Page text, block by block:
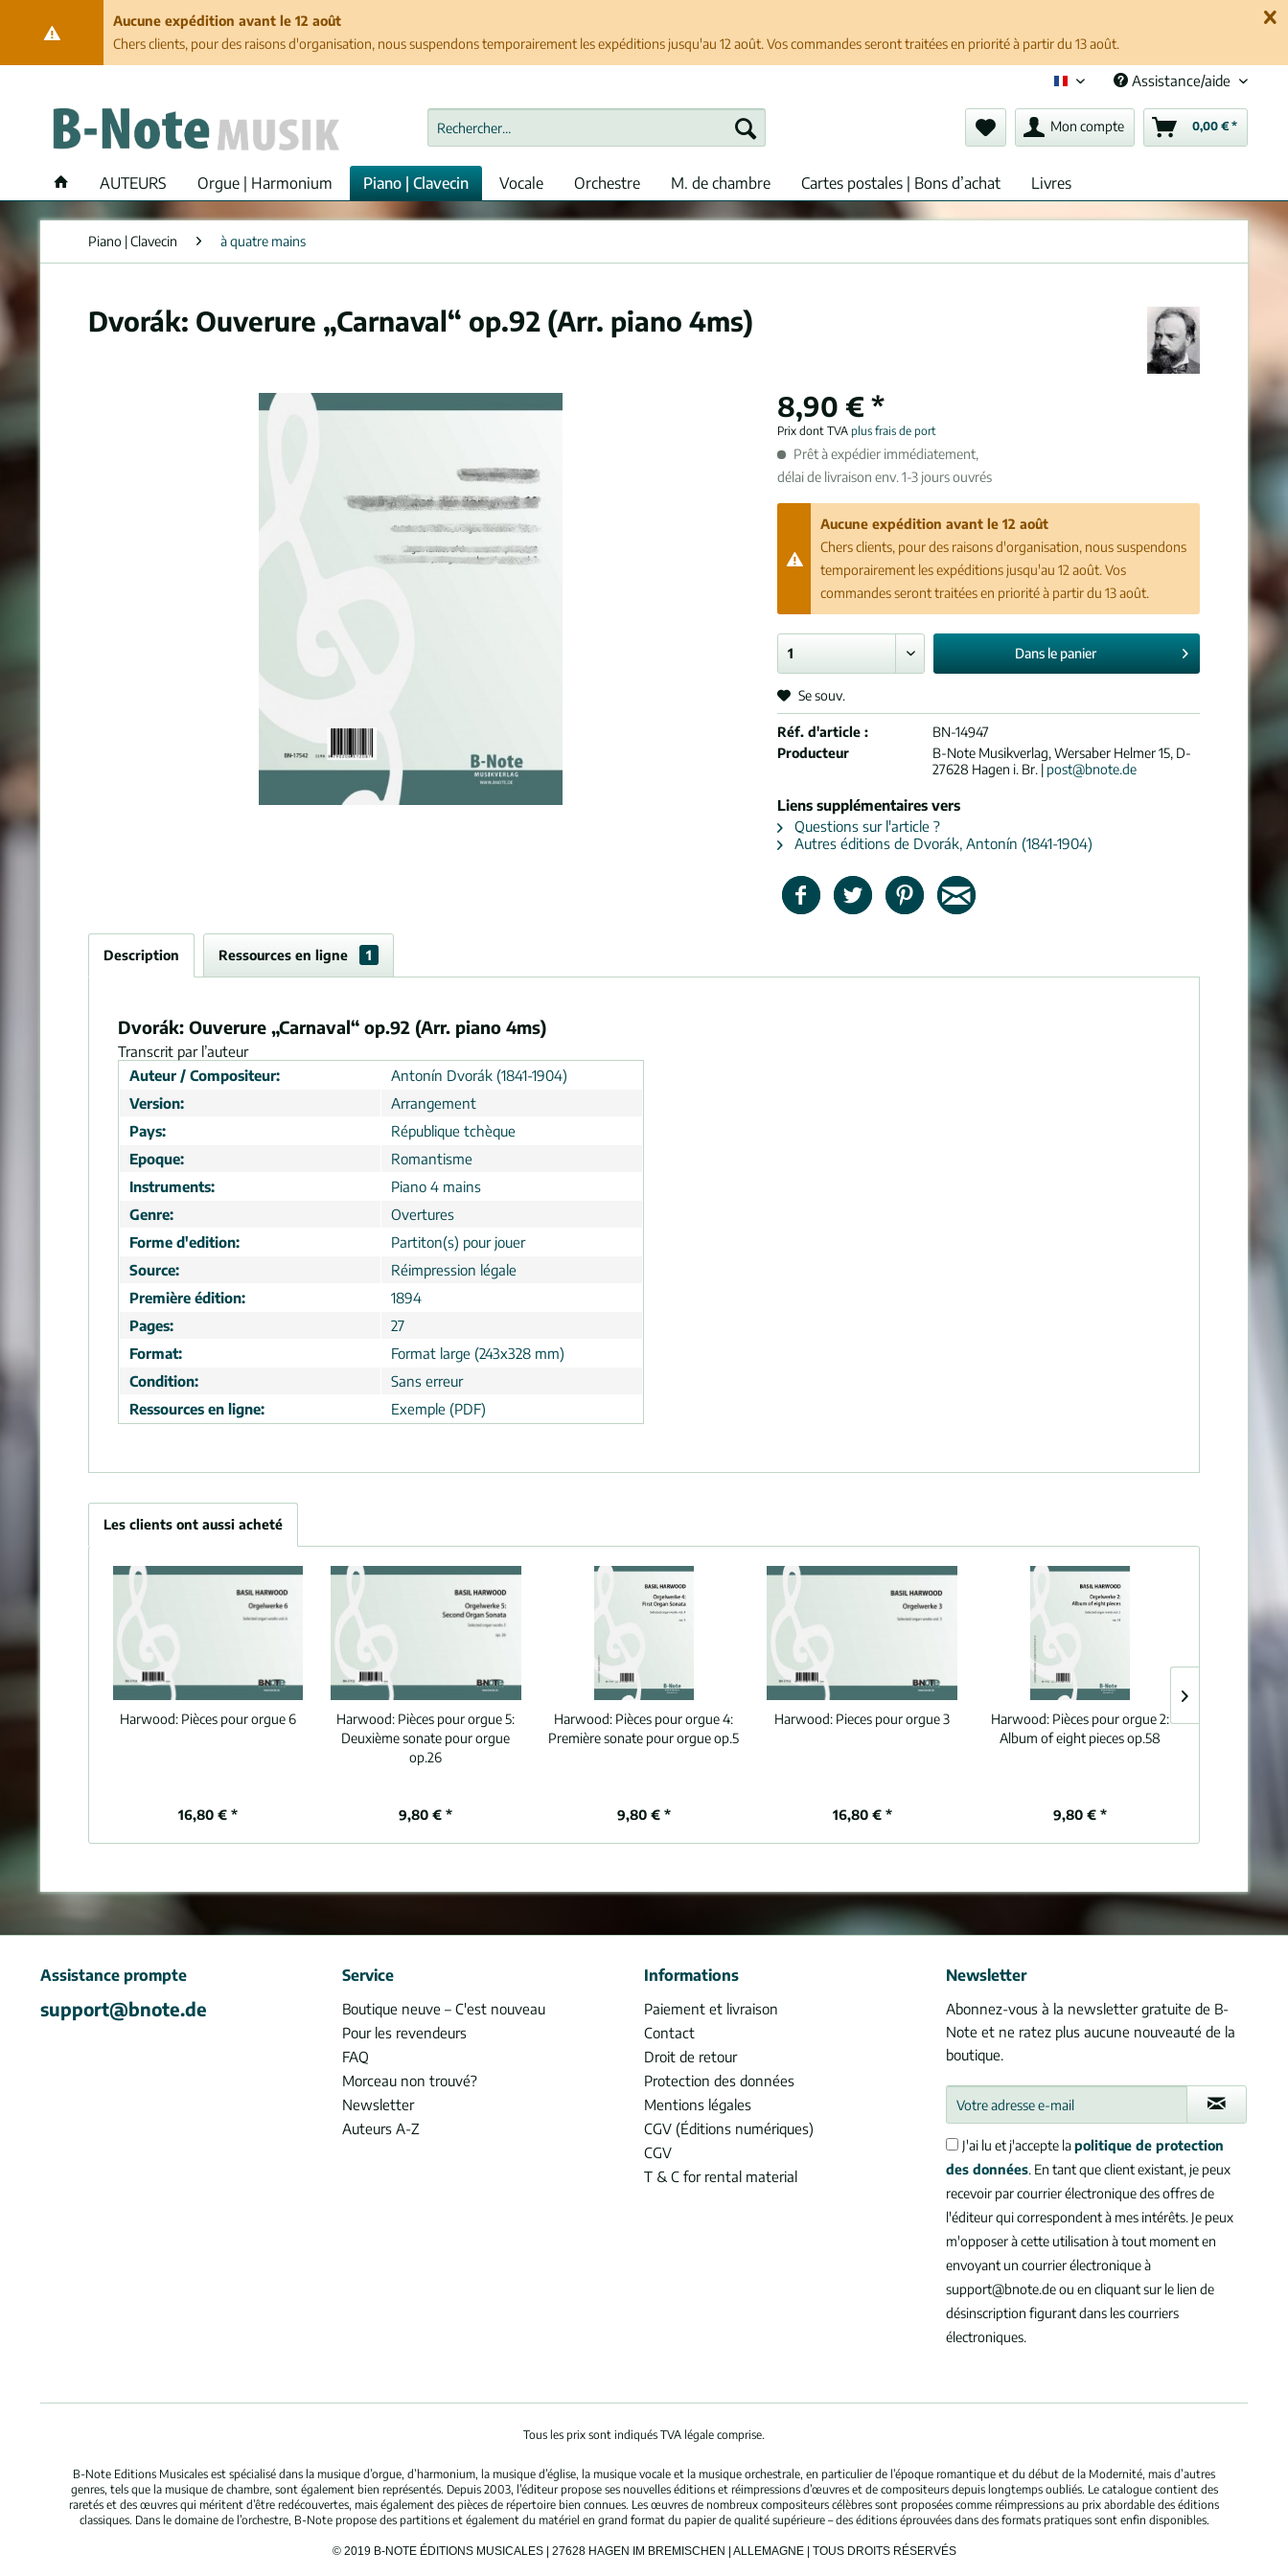
Aucune expédition avant le 12 août
Chers clients, pour des raisons d'organisation, nous suspendons temporairement les expéditions jusqu'au 12 août. Vos commandes seront traitées en priorité à partir du 13 août.
Français (fr)Assistance/aide
Mon compte 0,00 € *
AUTEURS Orgue | Harmonium Piano | Clavecin Vocale Orchestre M. de chambre Cartes postales | Bons d’achat Livres
Piano | Clavecin à quatre mains
Dvorák: Ouverure „Carnaval“ op.92 (Arr. piano 4ms)
8,90 € *
Prix dont TVAplus frais de port
Prêt à expédier immédiatement,
délai de livraison env. 1-3 jours ouvrés
Aucune expédition avant le 12 août
Chers clients, pour des raisons d'organisation, nous suspendons
temporairement les expéditions jusqu'au 12 août. Vos
commandes seront traitées en priorité à partir du 13 août.
Dans le panier
Se souv.
Réf. d'article :
BN-14947
Producteur
B-Note Musikverlag, Wersaber Helmer 15, D-
27628 Hagen i. Br. | post@bnote.de
Liens supplémentaires vers
Questions sur l'article ?
Autres éditions de Dvorák, Antonín (1841-1904)
Description Ressources en ligne 1
Dvorák: Ouverure „Carnaval“ op.92 (Arr. piano 4ms)
Transcrit par l’auteur
Auteur / Compositeur:
Antonín Dvorák (1841-1904)
Version:
Arrangement
Pays:
République tchèque
Epoque:
Romantisme
Instruments:
Piano 4 mains
Genre:
Overtures
Forme d'edition:
Partiton(s) pour jouer
Source:
Réimpression légale
Première édition:
1894
Pages:
27
Format:
Format large (243x328 mm)
Condition:
Sans erreur
Ressources en ligne:
Exemple (PDF)
Les clients ont aussi acheté
Harwood: Pièces pour orgue 6
16,80 € *
Harwood: Pièces pour orgue 5:
Deuxième sonate pour orgue
op.26
9,80 € *
Harwood: Pièces pour orgue 4:
Première sonate pour orgue op.5
9,80 € *
Harwood: Pieces pour orgue 3
16,80 € *
Harwood: Pièces pour orgue 2:
Album of eight pieces op.58
9,80 € *
Assistance prompte
support@bnote.de
Service
Boutique neuve – C'est nouveau
Pour les revendeurs
FAQ
Morceau non trouvé?
Newsletter
Auteurs A-Z
Informations
Paiement et livraison
Contact
Droit de retour
Protection des données
Mentions légales
CGV (Éditions numériques)
CGV
T & C for rental material
Newsletter
Abonnez-vous à la newsletter gratuite de B-
Note et ne ratez plus aucune nouveauté de la
boutique.
J'ai lu et j'accepte lapolitique de protection
des données. En tant que client existant, je peux
recevoir par courrier électronique des offres de
l'éditeur qui correspondent à mes intérêts. Je peux
m'opposer à cette utilisation à tout moment en
envoyant un courrier électronique à
support@bnote.de ou en cliquant sur le lien de
désinscription figurant dans les courriers
électroniques.
Tous les prix sont indiqués TVA légale comprise.
B-Note Editions Musicales est spécialisé dans la musique d’orgue, d’harmonium, la musique d’église, la musique vocale et la musique orchestrale, en particulier de l’époque romantique et du début de la Modernité, mais d’autres
genres, tels que la musique de chambre, sont également bien représentés. Depuis 2003, l’éditeur propose ses nouvelles éditions et réimpressions d’œuvres et de compositeurs depuis longtemps oubliés. Le catalogue contient des
raretés et des œuvres qui méritent d’être redécouvertes, mais également des pièces de répertoire bien connues. Les œuvres de nombreux compositeurs célèbres sont proposées comme réimpressions au prix abordable des éditions
classiques. Dans le domaine de l’orchestre, B-Note propose des partitions et également du matériel en grand format du papier de qualité supérieure – des éditions éprouvées dans des formats pratiques sont enfin disponibles.
© 2019 B-NOTE ÉDITIONS MUSICALES | 27628 HAGEN IM BREMISCHEN | ALLEMAGNE | TOUS DROITS RÉSERVÉS